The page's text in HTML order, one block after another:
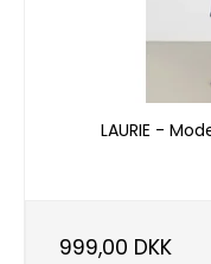
LAURIE -
999,00 DKK